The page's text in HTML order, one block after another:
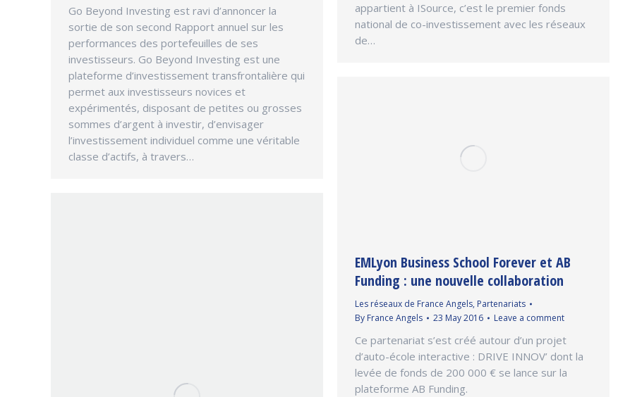
Go Beyond Investing est ravi d’annoncer la
sortie de son second Rapport annuel sur les
performances des portefeuilles de ses
investisseurs. Go Beyond Investing est une
plateforme d’investissement transfrontalière qui
permet aux investisseurs novices et
expérimentés, disposant de petites ou grosses
sommes d’argent à investir, d’envisager
l’investissement individuel comme une véritable
classe d’actifs, à travers…
appartient à ISource, c’est le premier fonds
national de co-investissement avec les réseaux
de…
EMLyon Business School Forever et AB
Funding : une nouvelle collaboration
Les réseaux de France Angels, Partenariats
By France Angels 23 May 2016 Leave a comment
Ce partenariat s’est créé autour d’un projet
d’auto-école interactive : DRIVE INNOV’ dont la
levée de fonds de 200 000 € se lance sur la
plateforme AB Funding.